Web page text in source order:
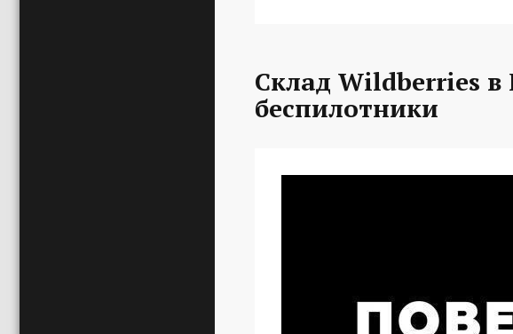
Склад Wildberries в
беспилотники